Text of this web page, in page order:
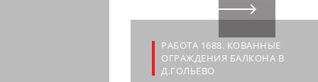
РАБОТА 1688. КОВАННЫЕ
ОГРАЖДЕНИЯ БАЛКОНА В
Д.ГОЛЬЁВО